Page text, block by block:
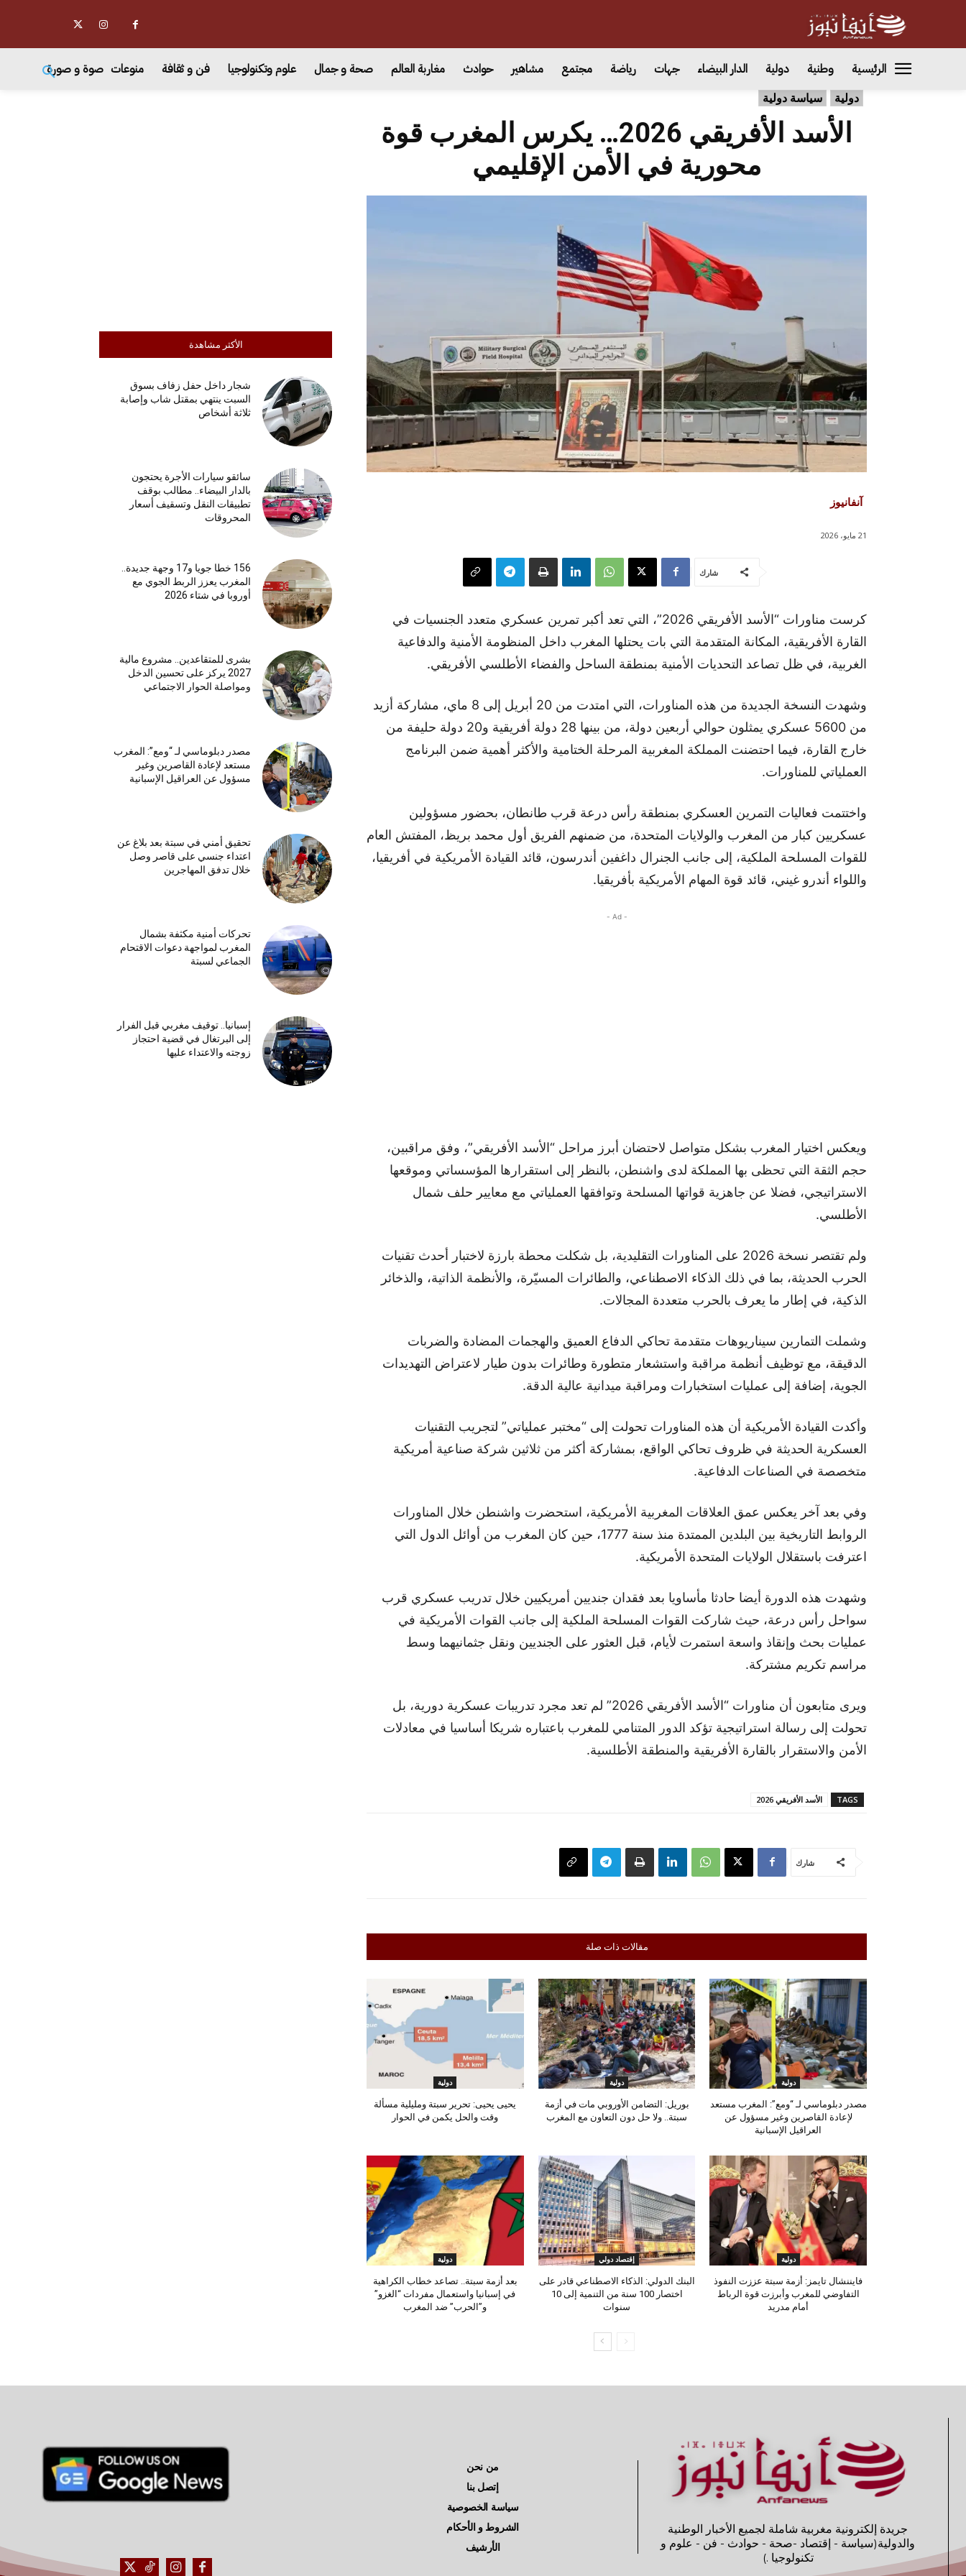
الرئيسية وطنية دولية الدار البيضاء جهات رياضة مجتمع مشاهير حوادث مغاربة العالم صحة و جمال علوم وتكنولوجيا فن و ثقافة منوعات صوة و صورة
دولية سياسة دولية
الأكثر مشاهدة
شجار داخل حفل زفاف بسوق
السبت ينتهي بمقتل شاب وإصابة
ثلاثة أشخاص
سائقو سيارات الأجرة يحتجون
بالدار البيضاء.. مطالب بوقف
تطبيقات النقل وتسقيف أسعار
المحروقات
156 خطا جويا و17 وجهة جديدة..
المغرب يعزز الربط الجوي مع
أوروبا في شتاء 2026
بشرى للمتقاعدين.. مشروع مالية
2027 يركز على تحسين الدخل
ومواصلة الحوار الاجتماعي
مصدر دبلوماسي لـ “ومع”: المغرب
مستعد لإعادة القاصرين وغير
مسؤول عن العراقيل الإسبانية
تحقيق أمني في سبتة بعد بلاغ عن
اعتداء جنسي على قاصر وصل
خلال تدفق المهاجرين
تحركات أمنية مكثفة بشمال
المغرب لمواجهة دعوات الاقتحام
الجماعي لسبتة
إسبانيا.. توقيف مغربي قبل الفرار
إلى البرتغال في قضية احتجاز
زوجته والاعتداء عليها
الأسد الأفريقي 2026… يكرس المغرب قوة
محورية في الأمن الإقليمي
آنفانيوز
21 مايو، 2026
شارك
كرست مناورات “الأسد الأفريقي 2026”، التي تعد أكبر تمرين عسكري متعدد الجنسيات في
القارة الأفريقية، المكانة المتقدمة التي بات يحتلها المغرب داخل المنظومة الأمنية والدفاعية
الغربية، في ظل تصاعد التحديات الأمنية بمنطقة الساحل والفضاء الأطلسي الأفريقي.
وشهدت النسخة الجديدة من هذه المناورات، التي امتدت من 20 أبريل إلى 8 ماي، مشاركة أزيد
من 5600 عسكري يمثلون حوالي أربعين دولة، من بينها 28 دولة أفريقية و20 دولة حليفة من
خارج القارة، فيما احتضنت المملكة المغربية المرحلة الختامية والأكثر أهمية ضمن البرنامج
العملياتي للمناورات.
واختتمت فعاليات التمرين العسكري بمنطقة رأس درعة قرب طانطان، بحضور مسؤولين
عسكريين كبار من المغرب والولايات المتحدة، من ضمنهم الفريق أول محمد بريظ، المفتش العام
للقوات المسلحة الملكية، إلى جانب الجنرال داغفين أندرسون، قائد القيادة الأمريكية في أفريقيا،
واللواء أندرو غيني، قائد قوة المهام الأمريكية بأفريقيا.
- Ad -
ويعكس اختيار المغرب بشكل متواصل لاحتضان أبرز مراحل “الأسد الأفريقي”، وفق مراقبين،
حجم الثقة التي تحظى بها المملكة لدى واشنطن، بالنظر إلى استقرارها المؤسساتي وموقعها
الاستراتيجي، فضلا عن جاهزية قواتها المسلحة وتوافقها العملياتي مع معايير حلف شمال
الأطلسي.
ولم تقتصر نسخة 2026 على المناورات التقليدية، بل شكلت محطة بارزة لاختبار أحدث تقنيات
الحرب الحديثة، بما في ذلك الذكاء الاصطناعي، والطائرات المسيّرة، والأنظمة الذاتية، والذخائر
الذكية، في إطار ما يعرف بالحرب متعددة المجالات.
وشملت التمارين سيناريوهات متقدمة تحاكي الدفاع العميق والهجمات المضادة والضربات
الدقيقة، مع توظيف أنظمة مراقبة واستشعار متطورة وطائرات بدون طيار لاعتراض التهديدات
الجوية، إضافة إلى عمليات استخبارات ومراقبة ميدانية عالية الدقة.
وأكدت القيادة الأمريكية أن هذه المناورات تحولت إلى “مختبر عملياتي” لتجريب التقنيات
العسكرية الحديثة في ظروف تحاكي الواقع، بمشاركة أكثر من ثلاثين شركة صناعية أمريكية
متخصصة في الصناعات الدفاعية.
وفي بعد آخر يعكس عمق العلاقات المغربية الأمريكية، استحضرت واشنطن خلال المناورات
الروابط التاريخية بين البلدين الممتدة منذ سنة 1777، حين كان المغرب من أوائل الدول التي
اعترفت باستقلال الولايات المتحدة الأمريكية.
وشهدت هذه الدورة أيضا حادثا مأساويا بعد فقدان جنديين أمريكيين خلال تدريب عسكري قرب
سواحل رأس درعة، حيث شاركت القوات المسلحة الملكية إلى جانب القوات الأمريكية في
عمليات بحث وإنقاذ واسعة استمرت لأيام، قبل العثور على الجنديين ونقل جثمانيهما وسط
مراسم تكريم مشتركة.
ويرى متابعون أن مناورات “الأسد الأفريقي 2026” لم تعد مجرد تدريبات عسكرية دورية، بل
تحولت إلى رسالة استراتيجية تؤكد الدور المتنامي للمغرب باعتباره شريكا أساسيا في معادلات
الأمن والاستقرار بالقارة الأفريقية والمنطقة الأطلسية.
TAGS الأسد الأفريقي 2026
شارك
مقالات ذات صلة
دولية
مصدر دبلوماسي لـ “ومع”: المغرب مستعد
لإعادة القاصرين وغير مسؤول عن
العراقيل الإسبانية
دولية
بوريل: التضامن الأوروبي مات في أزمة
سبتة.. ولا حل دون التعاون مع المغرب
دولية
يحيى يحيى: تحرير سبتة ومليلية مسألة
وقت والحل يكمن في الحوار
دولية
فايننشال تايمز: أزمة سبتة عززت النفوذ
التفاوضي للمغرب وأبرزت قوة الرباط
أمام مدريد
إقتصاد دولي
البنك الدولي: الذكاء الاصطناعي قادر على
اختصار 100 سنة من التنمية إلى 10
سنوات
دولية
بعد أزمة سبتة.. تصاعد خطاب الكراهية
في إسبانيا واستعمال مفردات “الغزو”
و”الحرب” ضد المغرب
جريدة إلكترونية مغربية شاملة لجميع الأخبار الوطنية
والدولية(سياسة - إقتصاد -صحة - حوادث - فن - علوم و
تكنولوجيا .)
من نحن
إتصل بنا
سياسة الخصوصية
الشروط و الأحكام
الأرشيف